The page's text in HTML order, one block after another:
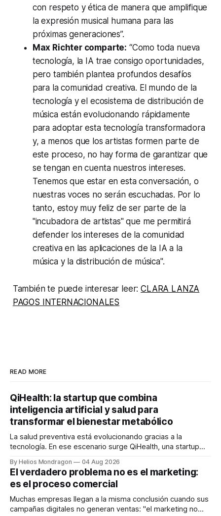
con respeto y ética de manera que amplifique
la expresión musical humana para las
próximas generaciones”.
Max Richter comparte: “Como toda nueva
tecnología, la IA trae consigo oportunidades,
pero también plantea profundos desafíos
para la comunidad creativa. El mundo de la
tecnología y el ecosistema de distribución de
música están evolucionando rápidamente
para adoptar esta tecnología transformadora
y, a menos que los artistas formen parte de
este proceso, no hay forma de garantizar que
se tengan en cuenta nuestros intereses.
Tenemos que estar en esta conversación, o
nuestras voces no serán escuchadas. Por lo
tanto, estoy muy feliz de ser parte de la
"incubadora de artistas" que me permitirá
defender los intereses de la comunidad
creativa en las aplicaciones de la IA a la
música y la distribución de música".
También te puede interesar leer:CLARA LANZA
PAGOS INTERNACIONALES
READ MORE
QiHealth: la startup que combina
inteligencia artificial y salud para
transformar el bienestar metabólico
La salud preventiva está evolucionando gracias a la
tecnología. En ese escenario surge QiHealth, una startup
dispositivos inteligentes, inteligencia artificial y monitoreo
en tiempo real para ayudar a las personas a tomar mejores
decisiones sobre su salud metabólica. Su propuesta busca
responder
By Helios Mondragon 04 Aug 2026
El verdadero problema no es el marketing:
es el proceso comercial
Muchas empresas llegan a la misma conclusión cuando sus
campañas digitales no generan ventas: "el marketing no